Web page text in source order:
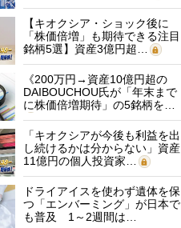
【キオクシア・ショック後に
「株価倍増」も期待できる注目
銘柄5選】資産3億円超…
《200万円→資産10億円超の
DAIBOUCHOU氏が「年末まで
に株価倍増期待」の5銘柄を…
「キオクシアが今後も利益を出
し続けるかは分からない」資産
11億円の個人投資家…
ドライアイスを使わず遺体を保
つ「エンバーミング」が日本で
も普及 1～2週間は…